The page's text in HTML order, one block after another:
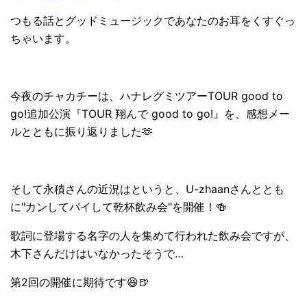
つもる話とグッドミュージックであなたのお耳をくすぐっ
ちゃいます。
今夜のチャカチーは、ハナレグミツアーTOUR good to
go!追加公演『TOUR 翔んで good to go!』を、感想メー
ルとともに振り返りました🫶
そして永積さんの近況はというと、U-zhaanさんととも
に"カンしてパイして乾杯飲み会"を開催！🍻
歌詞に登場する名字の人を集めて行われた飲み会ですが、
木下さんだけはいなかったそうで…
第2回の開催に期待です😆🍺